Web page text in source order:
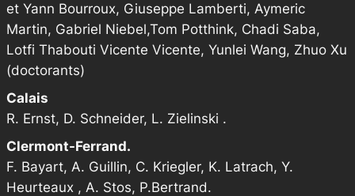
et Yann Bourroux, Giuseppe Lamberti, Aymeric
Martin, Gabriel Niebel,Tom Potthink, Chadi Saba,
Lotfi Thabouti Vicente Vicente, Yunlei Wang, Zhuo Xu
(doctorants)
Calais
R. Ernst, D. Schneider, L. Zielinski .
Clermont-Ferrand.
F. Bayart, A. Guillin, C. Kriegler, K. Latrach, Y.
Heurteaux , A. Stos, P.Bertrand.